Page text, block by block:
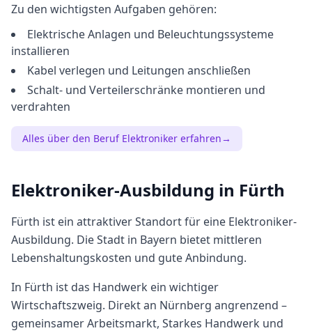
Zu den wichtigsten Aufgaben gehören:
Elektrische Anlagen und Beleuchtungssysteme
installieren
Kabel verlegen und Leitungen anschließen
Schalt- und Verteilerschränke montieren und
verdrahten
Alles über den Beruf Elektroniker erfahren→
Elektroniker-Ausbildung in Fürth
Fürth ist ein attraktiver Standort für eine Elektroniker-
Ausbildung. Die Stadt in Bayern bietet mittleren
Lebenshaltungskosten und gute Anbindung.
In Fürth ist das Handwerk ein wichtiger
Wirtschaftszweig. Direkt an Nürnberg angrenzend –
gemeinsamer Arbeitsmarkt, Starkes Handwerk und